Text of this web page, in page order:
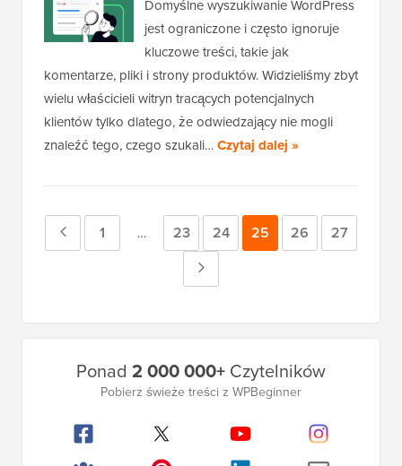
Domyślne wyszukiwanie WordPress
jest ograniczone i często ignoruje
kluczowe treści, takie jak
komentarze, pliki i strony produktów. Widzieliśmy zbyt
wielu właścicieli witryn tracących potencjalnych
klientów tylko dlatego, że odwiedzający nie mogli
znaleźć tego, czego szukali…Czytaj dalej »
Poprzednia
Strona
1
Strony
tymczasowe
… Strona
23 Strona
24 Strona
25 Strona
26 Strona
27
Ponad 2 000 000+ Czytelników
Pobierz świeże treści z WPBeginner